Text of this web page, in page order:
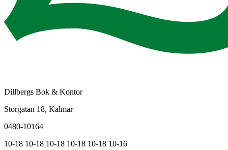
Dillbergs Bok & Kontor
Storgatan 18, Kalmar
0480-10164
10-18 10-18 10-18 10-18 10-18 10-16